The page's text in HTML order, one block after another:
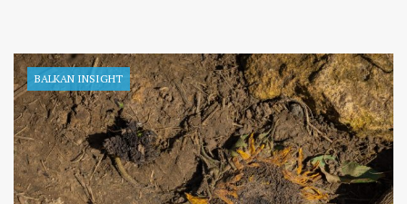
BALKAN INSIGHT